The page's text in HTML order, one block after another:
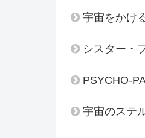
宇宙をかけ
シスター・
PSYCHO-
宇宙のステ